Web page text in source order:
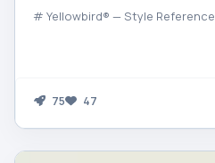
# Yellowbird® — Style Reference
75 47